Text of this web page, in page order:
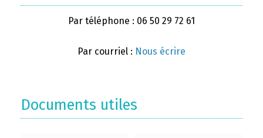
Par téléphone : 06 50 29 72 61
Par courriel : Nous écrire
Documents utiles